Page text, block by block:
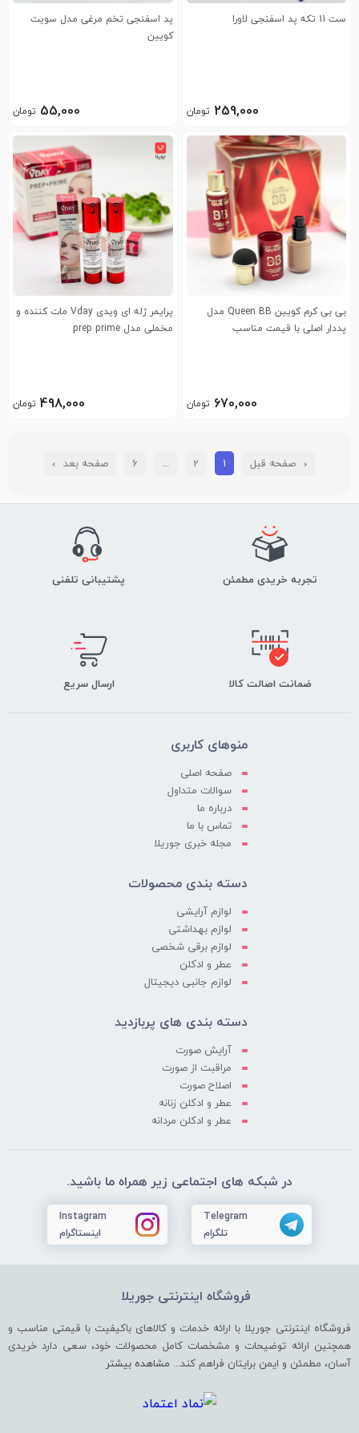
ست 11 تکه پد اسفنجی لاورا
259,000 تومان
پد اسفنجی تخم مرغی مدل سویت
کویین
55,000 تومان
بی بی کرم کویین Queen BB مدل
پددار اصلی با قیمت مناسب
670,000 تومان
پرایمر ژله ای ویدی Vday مات کننده و
مخملی مدل prep prime
498,000 تومان
‹
1
2
...
6
›
پشتیبانی تلفنی تجربه خریدی مطمئن
ارسال سریع ضمانت اصالت کالا
منوهای کاربری
صفحه اصلی
سوالات متداول
درباره ما
تماس با ما
مجله خبری جوریلا
دسته بندی محصولات
لوازم آرایشی
لوازم بهداشتی
لوازم برقی شخصی
عطر و ادکلن
لوازم جانبی دیجیتال
دسته بندی های پربازدید
آرایش صورت
مراقبت از صورت
اصلاح صورت
عطر و ادکلن زنانه
عطر و ادکلن مردانه
در شبکه های اجتماعی زیر همراه ما باشید.
Instagram
اینستاگرام
Telegram
تلگرام
فروشگاه اینترنتی جوریلا
فروشگاه اینترنتی جوریلا با ارائه خدمات و کالاهای باکیفیت با قیمتی مناسب و
همچنین ارائه توضیحات و مشخصات کامل محصولات خود، سعی دارد خریدی
آسان، مطمئن و ایمن برایتان فراهم کند... مشاهده بیشتر